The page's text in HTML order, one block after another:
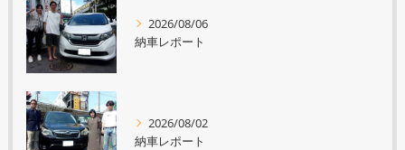
2026/08/06
納車レポート
2026/08/02
納車レポート